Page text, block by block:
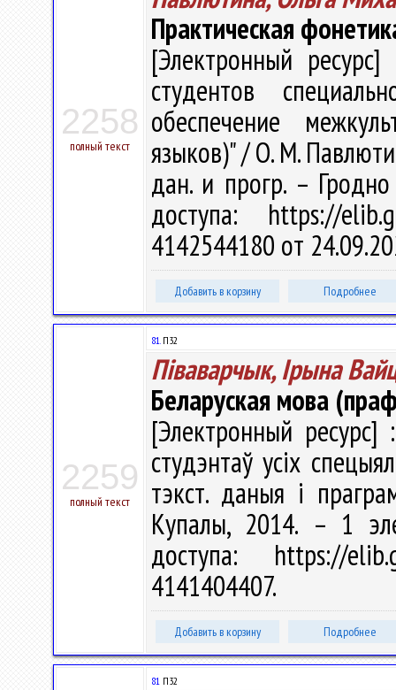
2258
полный текст
Практическая
[Электронный
студентов
обеспечение
языков)" / О. М.
дан. и прогр. –
доступа: https://
4142544180 от
Добавить в корзину Подробнее
2259
полный текст
81.П32
Піваварчык, Ірына
Беларуская мова
[Электронный ресурс]
студэнтаў усіх
тэкст. даныя і
Купалы, 2014. – 1
доступа: https://
4141404407.
Добавить в корзину Подробнее
81 П32